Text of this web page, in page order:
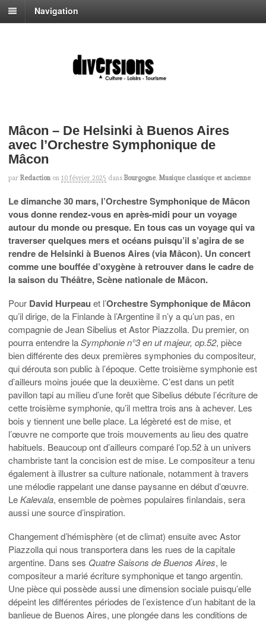
Navigation
Mâcon – De Helsinki à Buenos Aires
avec l’Orchestre Symphonique de
Mâcon
par Redaction on 10 février 2025 dans Bourgogne, Musique classique et ancienne
Le dimanche 30 mars, l’Orchestre Symphonique de Mâcon
vous donne rendez-vous en après-midi pour un voyage
autour du monde ou presque. En tous cas un voyage qui va
traverser quelques mers et océans puisqu’il s’agira de se
rendre de Helsinki à Buenos Aires (via Mâcon). Un concert
comme une bouffée d’oxygène à retrouver dans le cadre de
la saison du Théâtre, Scène nationale de Mâcon.
Pour David Hurpeau et l’Orchestre Symphonique de Mâcon
qu’il dirige, de la Finlande à l’Argentine il n’y a qu’un pas, en
compagnie de Jean Sibelius et Astor Piazzolla. Du premier, on
pourra entendre laSymphonie n°3 en ut majeur, op.52, pièce
bien différente des deux premières symphonies du compositeur,
qui dérouta son public à l’époque. Cette troisième symphonie est
d’ailleurs moins jouée que la deuxième. C’est dans un petit
pavillon tapi au milieu d’une forêt que Sibelius débute l’écriture de
cette troisième symphonie, qu’il mettra trois ans à achever. Les
bois y tiennent une belle place. La légèreté est de mise, et
l’œuvre ne comporte que trois mouvements au lieu des quatre
habituels. Beaucoup ont d’ailleurs comparé l’op.52 à un univers
chambriste tant la concision est de mise. Le compositeur a tenu
également à illustrer sa culture nationale, notamment à travers
une mélodie rappelant une danse paysanne en début d’œuvre.
LeKalevala, ensemble de poèmes populaires finlandais, sera
aussi une source d’inspiration.
Changement d’hémisphère (et de climat) ensuite avec Astor
Piazzolla qui nous transportera dans les rues de la capitale
argentine. Dans ses Quatre Saisons de Buenos Aires, le
compositeur a marié écriture symphonique et tango argentin.
Une pièce qui possède aussi une dimension sociale puisqu’elle
dépeint les différentes périodes de l’existence d’un habitant de la
banlieue de Buenos Aires, une plongée dans les conditions de